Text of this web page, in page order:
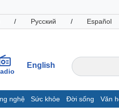
/ Русский / Español
English
nghệ Sức khỏe Đời sống Văn